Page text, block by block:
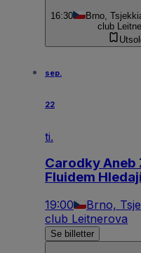
16:30 Brno,
club
sep.
22
ti.
Carodky Aneb
Fluidem
19:00 Brno,
club Leitnerova
Se billetter